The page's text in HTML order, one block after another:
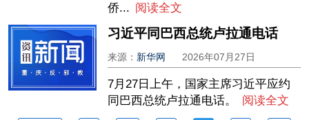
侨... 阅读全文
习近平同巴西总统卢拉通电话
来源： 新华网 2026年07月27日
7月27日上午，国家主席习近平应约
同巴西总统卢拉通电话。
阅读全文